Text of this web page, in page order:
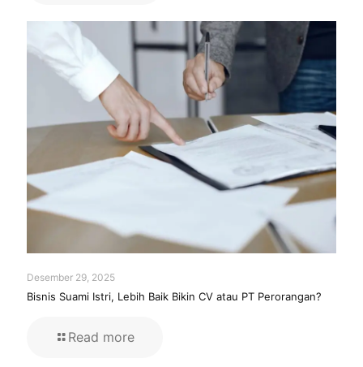
Desember 29, 2025
Bisnis Suami Istri, Lebih Baik Bikin CV atau PT Perorangan?
Read more